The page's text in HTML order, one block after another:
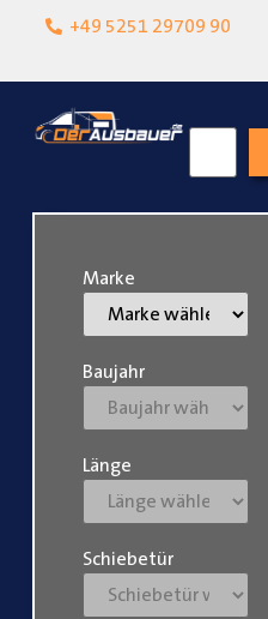
+49 5251 29709 90
Lokalgeschäft in
Marke
Baujahr
Länge
Schiebetür